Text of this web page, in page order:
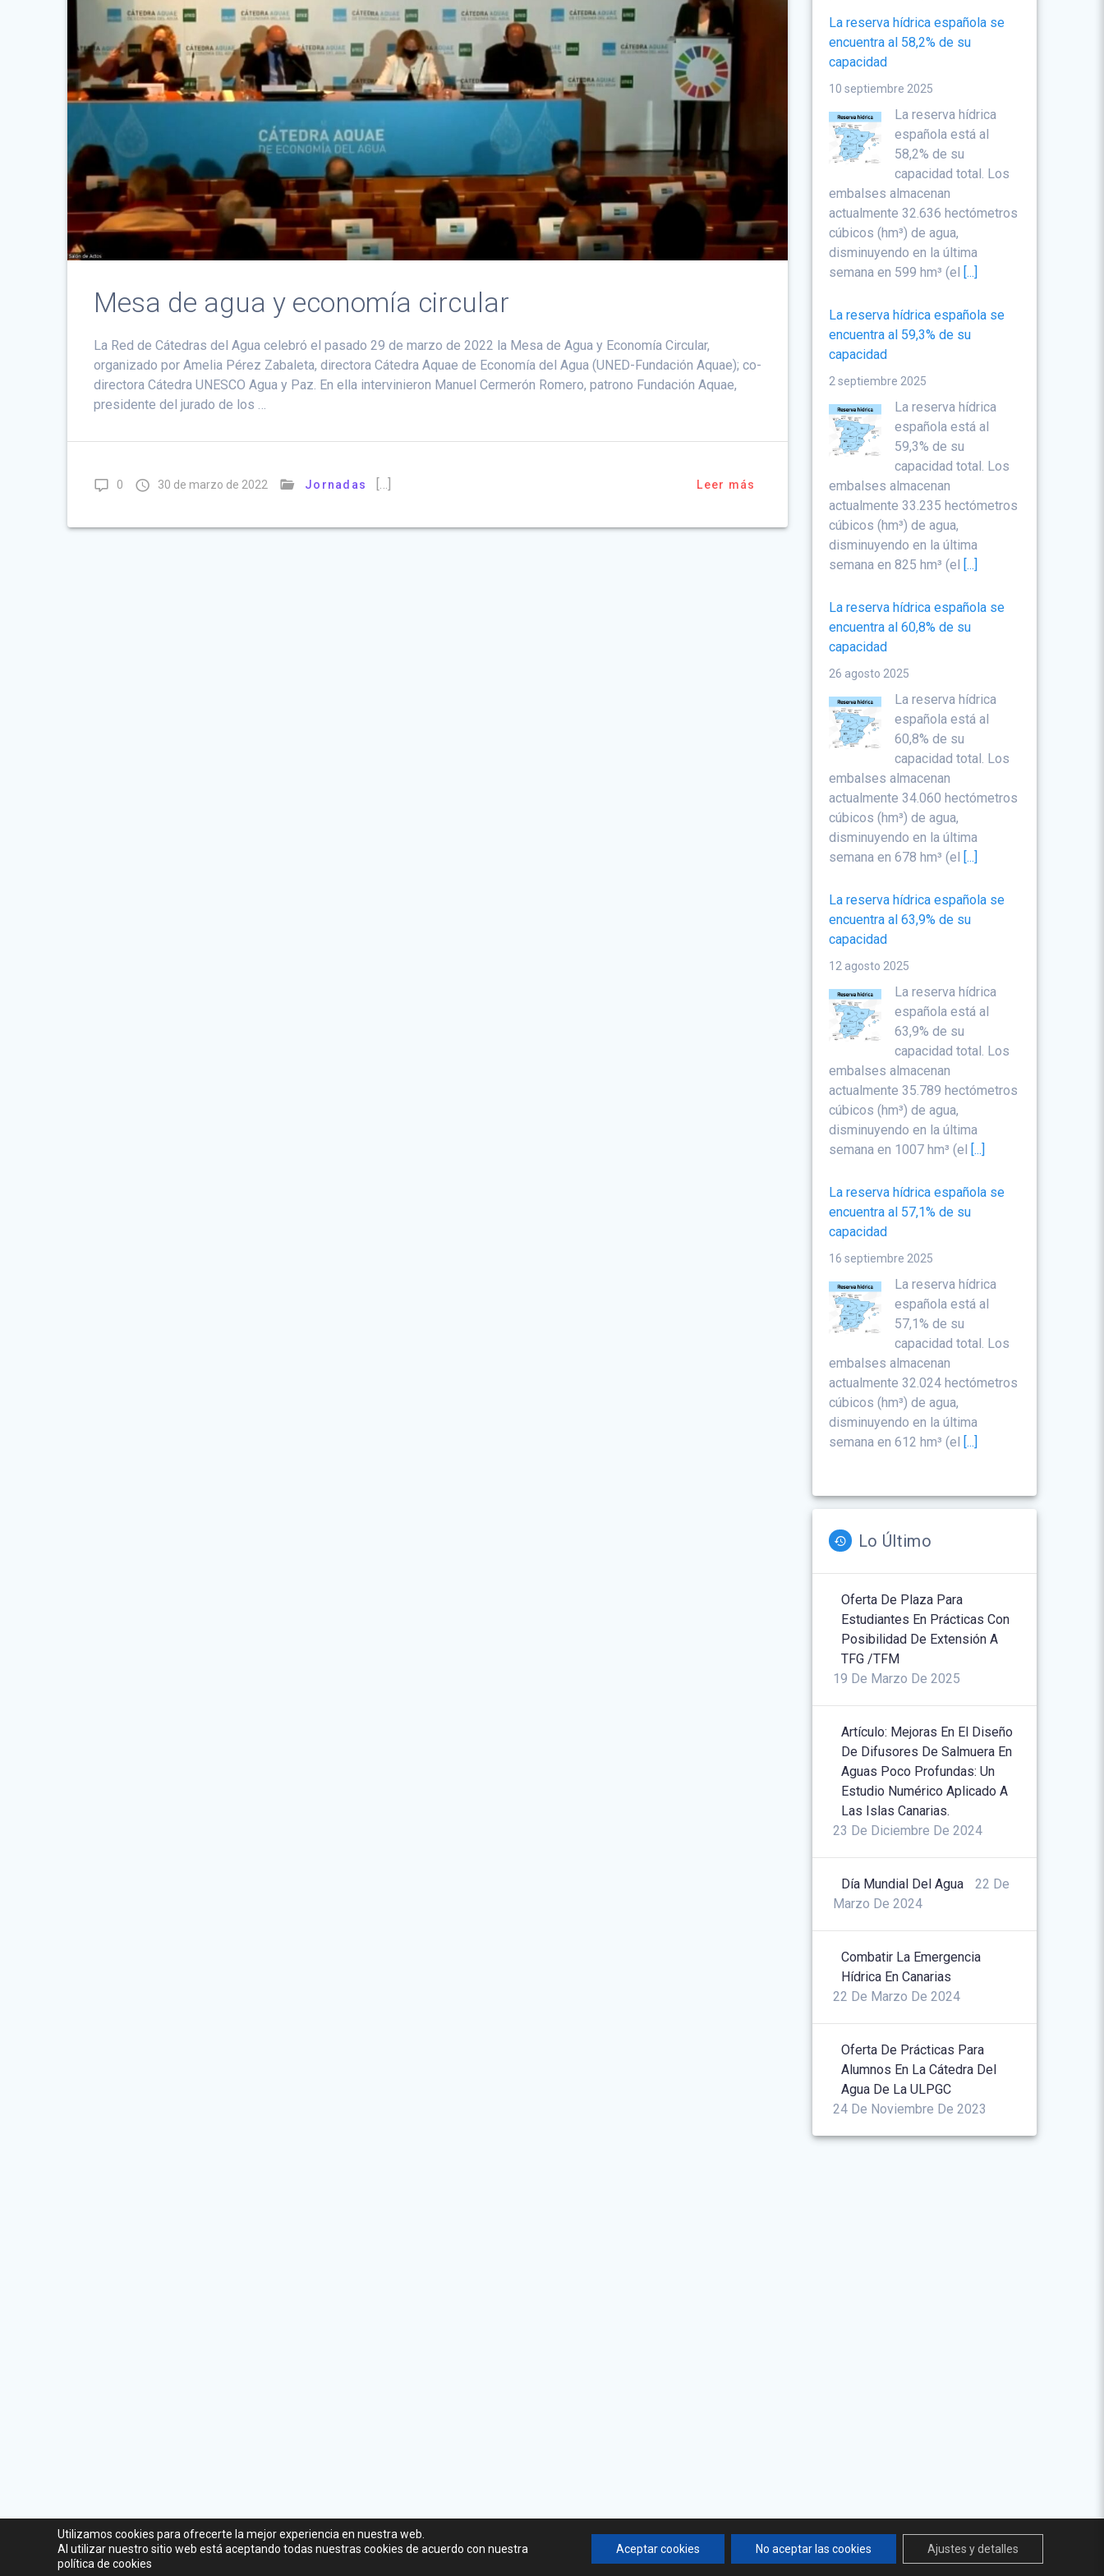
Mesa de agua y economía circular
La Red de Cátedras del Agua celebró el pasado 29 de marzo de 2022 la Mesa de Agua y Economía Circular,
organizado por Amelia Pérez Zabaleta, directora Cátedra Aquae de Economía del Agua (UNED-Fundación Aquae); co-
directora Cátedra UNESCO Agua y Paz. En ella intervinieron Manuel Cermerón Romero, patrono Fundación Aquae,
presidente del jurado de los …
0 30 de marzo de 2022 Jornadas Leer más
La reserva hídrica española se
encuentra al 58,2% de su
capacidad
10 septiembre 2025
La reserva hídrica
española está al
58,2% de su
capacidad total. Los
embalses almacenan
actualmente 32.636 hectómetros
cúbicos (hm³) de agua,
disminuyendo en la última
semana en 599 hm³ (el [...]
La reserva hídrica española se
encuentra al 59,3% de su
capacidad
2 septiembre 2025
La reserva hídrica
española está al
59,3% de su
capacidad total. Los
embalses almacenan
actualmente 33.235 hectómetros
cúbicos (hm³) de agua,
disminuyendo en la última
semana en 825 hm³ (el [...]
La reserva hídrica española se
encuentra al 60,8% de su
capacidad
26 agosto 2025
La reserva hídrica
española está al
60,8% de su
capacidad total. Los
embalses almacenan
actualmente 34.060 hectómetros
cúbicos (hm³) de agua,
disminuyendo en la última
semana en 678 hm³ (el [...]
La reserva hídrica española se
encuentra al 63,9% de su
capacidad
12 agosto 2025
La reserva hídrica
española está al
63,9% de su
capacidad total. Los
embalses almacenan
actualmente 35.789 hectómetros
cúbicos (hm³) de agua,
disminuyendo en la última
semana en 1007 hm³ (el [...]
La reserva hídrica española se
encuentra al 57,1% de su
capacidad
16 septiembre 2025
La reserva hídrica
española está al
57,1% de su
capacidad total. Los
embalses almacenan
actualmente 32.024 hectómetros
cúbicos (hm³) de agua,
disminuyendo en la última
semana en 612 hm³ (el [...]
Lo Último
Oferta De Plaza Para
Estudiantes En Prácticas Con
Posibilidad De Extensión A
TFG /TFM
19 De Marzo De 2025
Artículo: Mejoras En El Diseño
De Difusores De Salmuera En
Aguas Poco Profundas: Un
Estudio Numérico Aplicado A
Las Islas Canarias.
23 De Diciembre De 2024
Día Mundial Del Agua
22 De
Marzo De 2024
Combatir La Emergencia
Hídrica En Canarias
22 De Marzo De 2024
Oferta De Prácticas Para
Alumnos En La Cátedra Del
Agua De La ULPGC
24 De Noviembre De 2023
Utilizamos cookies para ofrecerte la mejor experiencia en nuestra web.
Al utilizar nuestro sitio web está aceptando todas nuestras cookies de acuerdo con nuestra
política de cookies
Aceptar cookies No aceptar las cookies Ajustes y detalles